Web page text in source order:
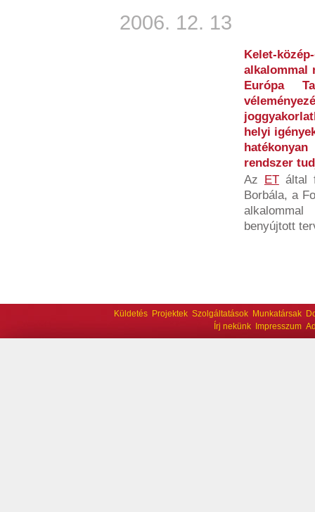
2006. 12. 13
Kelet-
alkalommal
Európa
helyi
rendszer
Az ETáltal
Borbála, a
benyújtott
Küldetés Projektek Szolgáltatások Munkatársak
Írj nekünk
Impresszum